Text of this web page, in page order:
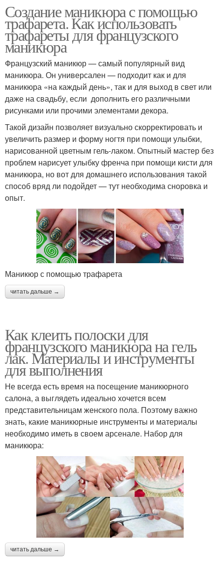
Создание маникюра с помощью
трафарета. Как использовать
трафареты для французского
маникюра
Французский маникюр — самый популярный вид
маникюра. Он универсален — подходит как и для
маникюра «на каждый день», так и для выход в свет или
даже на свадьбу, если дополнить его различными
рисунками или прочими элементами декора.
Такой дизайн позволяет визуально скорректировать и
увеличить размер и форму ногтя при помощи улыбки,
нарисованной цветным гель-лаком. Опытный мастер без
проблем нарисует улыбку френча при помощи кисти для
маникюра, но вот для домашнего использования такой
способ вряд ли подойдет — тут необходима сноровка и
опыт.
Маникюр с помощью трафарета
читать дальше →
Как клеить полоски для
французского маникюра на гель
лак. Материалы и инструменты
для выполнения
Не всегда есть время на посещение маникюрного
салона, а выглядеть идеально хочется всем
представительницам женского пола. Поэтому важно
знать, какие маникюрные инструменты и материалы
необходимо иметь в своем арсенале. Набор для
маникюра:
читать дальше →